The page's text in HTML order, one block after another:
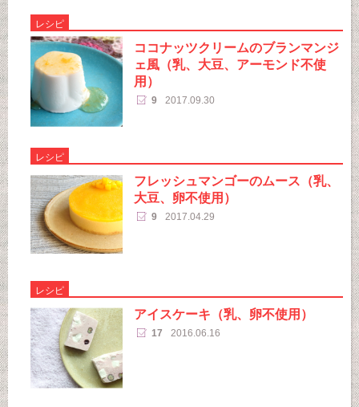
レシピ
ココナッツクリームのブランマンジ
ェ風（乳、大豆、アーモンド不使
用）
9 2017.09.30
レシピ
フレッシュマンゴーのムース（乳、
大豆、卵不使用）
9 2017.04.29
レシピ
アイスケーキ（乳、卵不使用）
17 2016.06.16